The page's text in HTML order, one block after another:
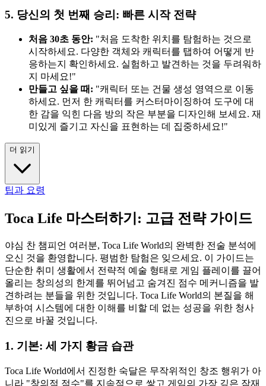
5. 당신의 첫 번째 승리: 빠른 시작 전략
처음 30초 동안: "처음 도착한 위치를 탐험하는 것으로
시작하세요. 다양한 객체와 캐릭터를 탭하여 어떻게 반
응하는지 확인하세요. 실험하고 발견하는 것을 두려워하
지 마세요!"
만들고 싶을 때: "캐릭터 또는 건물 생성 영역으로 이동
하세요. 먼저 한 캐릭터를 커스터마이징하여 도구에 대
한 감을 익힌 다음 방의 작은 부분을 디자인해 보세요. 재
미있게 즐기고 자신을 표현하는 데 집중하세요!"
더 읽기
팁과 요령
Toca Life 마스터하기: 고급 전략 가이드
야심 찬 챔피언 여러분, Toca Life World의 완벽한 전술 분석에
오신 것을 환영합니다. 평범한 탐험은 잊으세요. 이 가이드는
단순한 취미 생활에서 전략적 예술 형태로 게임 플레이를 끌어
올리는 창의성의 한계를 뛰어넘고 숨겨진 점수 메커니즘을 발
견하려는 분들을 위한 것입니다. Toca Life World의 본질을 해
부하여 시스템에 대한 이해를 비할 데 없는 성공을 위한 청사
진으로 바꿀 것입니다.
1. 기본: 세 가지 황금 습관
Toca Life World에서 진정한 숙달은 무작위적인 창조 행위가 아
니라 "창의적 점수"를 지속적으로 쌓고 게임의 가장 깊은 잠재